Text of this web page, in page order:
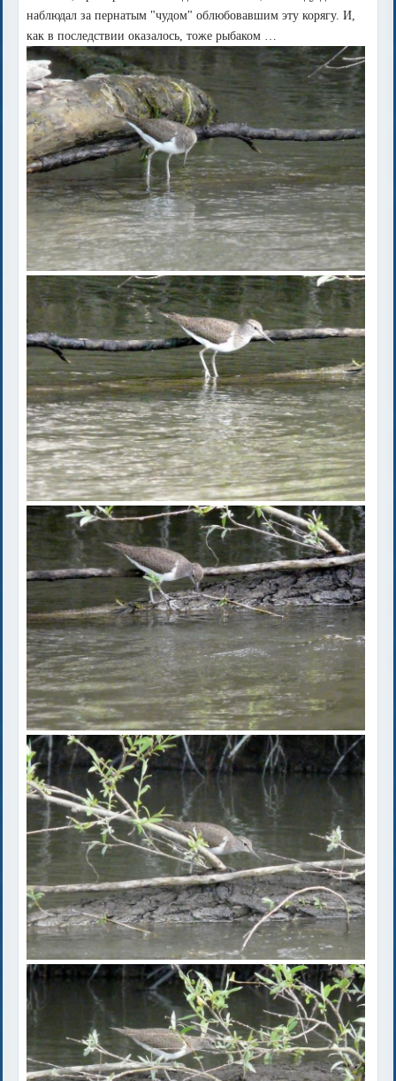
наблюдал за пернатым "чудом" облюбовавшим эту корягу. И,
как в последствии оказалось, тоже рыбаком …